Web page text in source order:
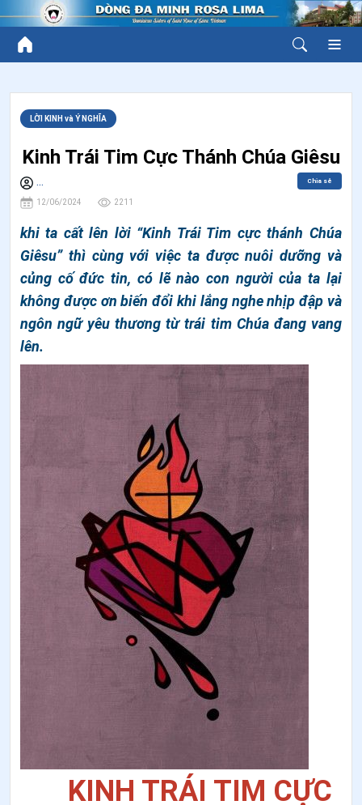
LỜI KINH và Ý NGHĨA
Kinh Trái Tim Cực Thánh Chúa Giêsu
...
12/06/2024 2211
Chia sẻ
khi ta cất lên lời “Kinh Trái Tim cực thánh Chúa
Giêsu” thì cùng với việc ta được nuôi dưỡng và
củng cố đức tin, có lẽ nào con người của ta lại
không được ơn biến đổi khi lắng nghe nhịp đập và
ngôn ngữ yêu thương từ trái tim Chúa đang vang
lên.
KINH TRÁI TIM CỰC